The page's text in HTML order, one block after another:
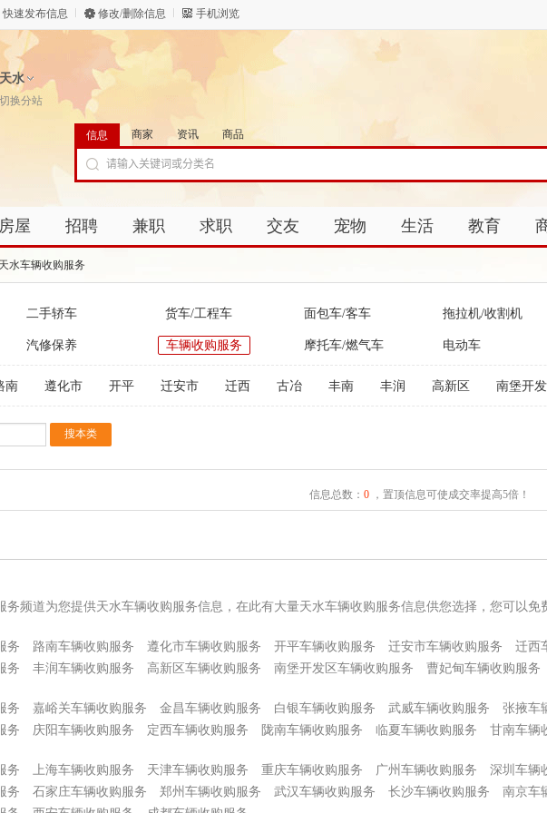
快速发布信息 修改/删除信息 手机浏览
天水
切换分站
信息 商家 资讯 商品
房屋 招聘 兼职 求职 交友 宠物 生活 教育
天水车辆收购服务
二手轿车 货车/工程车 面包车/客车 拖拉机/收割机
汽修保养 车辆收购服务 摩托车/燃气车 电动车
南 遵化市 开平 迁安市 迁西 古冶 丰南 丰润 高新区 南堡开
信息总数： 0，置顶信息可使成交率提高5倍！
务频道为您提供天水车辆收购服务信息，在此有大量天水车辆收购服务信息供您选择，您可以免
务 路南车辆收购服务 遵化市车辆收购服务 开平车辆收购服务 迁安市车辆收购服务 迁西
务
丰润车辆收购服务 高新区车辆收购服务 南堡开发区车辆收购服务 曹妃甸车辆收购服务
务 嘉峪关车辆收购服务 金昌车辆收购服务 白银车辆收购服务 武威车辆收购服务 张掖车
务
庆阳车辆收购服务 定西车辆收购服务 陇南车辆收购服务 临夏车辆收购服务 甘南车辆
务 上海车辆收购服务 天津车辆收购服务 重庆车辆收购服务 广州车辆收购服务 深圳车辆
务
石家庄车辆收购服务 郑州车辆收购服务 武汉车辆收购服务 长沙车辆收购服务 南京车